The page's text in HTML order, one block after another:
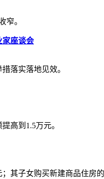
窄。
家座谈会
落实落地见效。
高到1.5万元。
其子女购买新建商品住房的